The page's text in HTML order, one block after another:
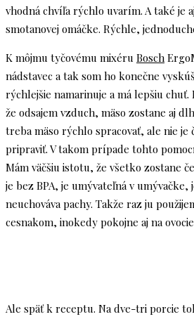
vhodná chvíľa rýchlo uvarím. A také je
smotanovej omáčke. Rýchle,
K môjmu tyčovému mixéru Bosch
nádstavec a tak som ho konečne
rýchlejšie namarinuje a má lepšiu
že odsajem vzduch, mäso zostane aj
treba mäso rýchlo spracovať, ale nie je
pripraviť. V takom prípade tohto
Mám väčšiu istotu, že všetko zostane
je bez BPA, je umývateľná v umývačke,
neuchováva pachy. Takže raz ju
cesnakom, inokedy pokojne aj na
Ale späť k receptu. Na dve-tri porcie